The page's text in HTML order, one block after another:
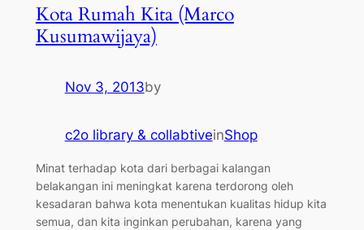
Kota Rumah Kita (Marco
Kusumawijaya)
Nov 3, 2013by
c2o library & collabtiveinShop
Minat terhadap kota dari berbagai kalangan
belakangan ini meningkat karena terdorong oleh
kesadaran bahwa kota menentukan kualitas hidup kita
semua, dan kita inginkan perubahan, karena yang